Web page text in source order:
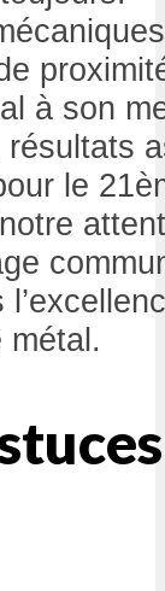
à son
le
métal.